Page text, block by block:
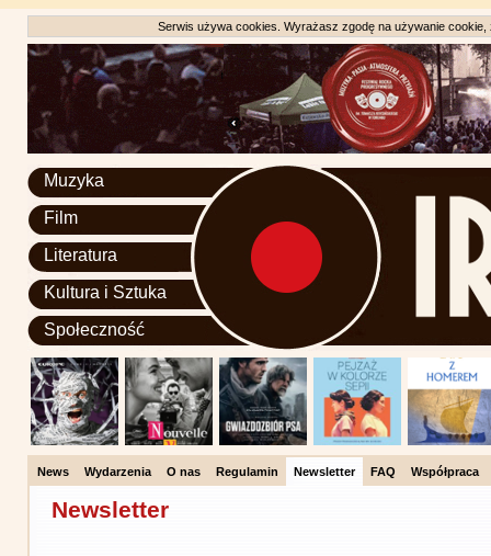
Serwis używa cookies. Wyrażasz zgodę na używanie
Muzyka
Film
Literatura
Kultura i Sztuka
Społeczność
News Wydarzenia O nas Regulamin Newsletter FAQ Współpraca
Newsletter